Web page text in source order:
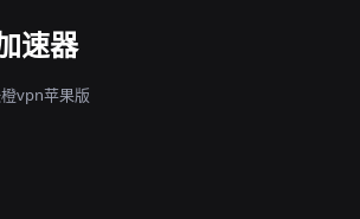
速器
vpn苹果版